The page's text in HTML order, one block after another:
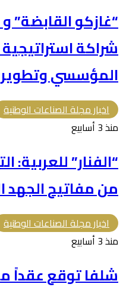
“غازكو القابضة”
شراكة
المؤسسي وتطوير
اخبار مجلة الصناعات الوطنية
منذ 3 أسابيع
“الفنار” للعربية:
من مفاتيح الجهد
اخبار مجلة الصناعات الوطنية
منذ 3 أسابيع
شلفا توقع عقداً